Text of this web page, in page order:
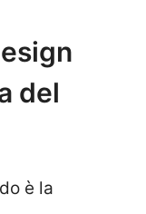
del
è la